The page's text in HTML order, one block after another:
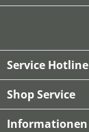
Service Hotline
Shop Service
Informationen